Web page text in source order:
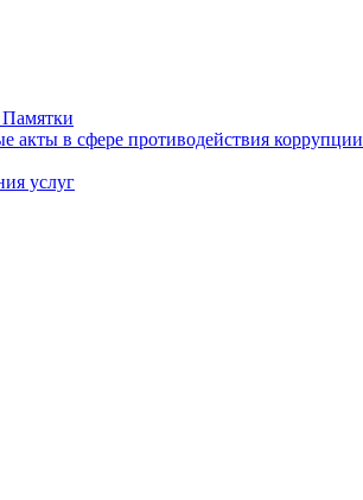
в сфере противодействия коррупции
услуг